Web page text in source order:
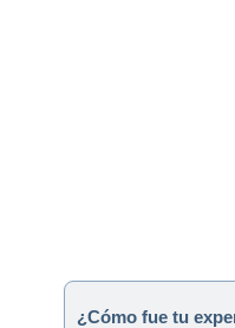
¿Cómo fue tu